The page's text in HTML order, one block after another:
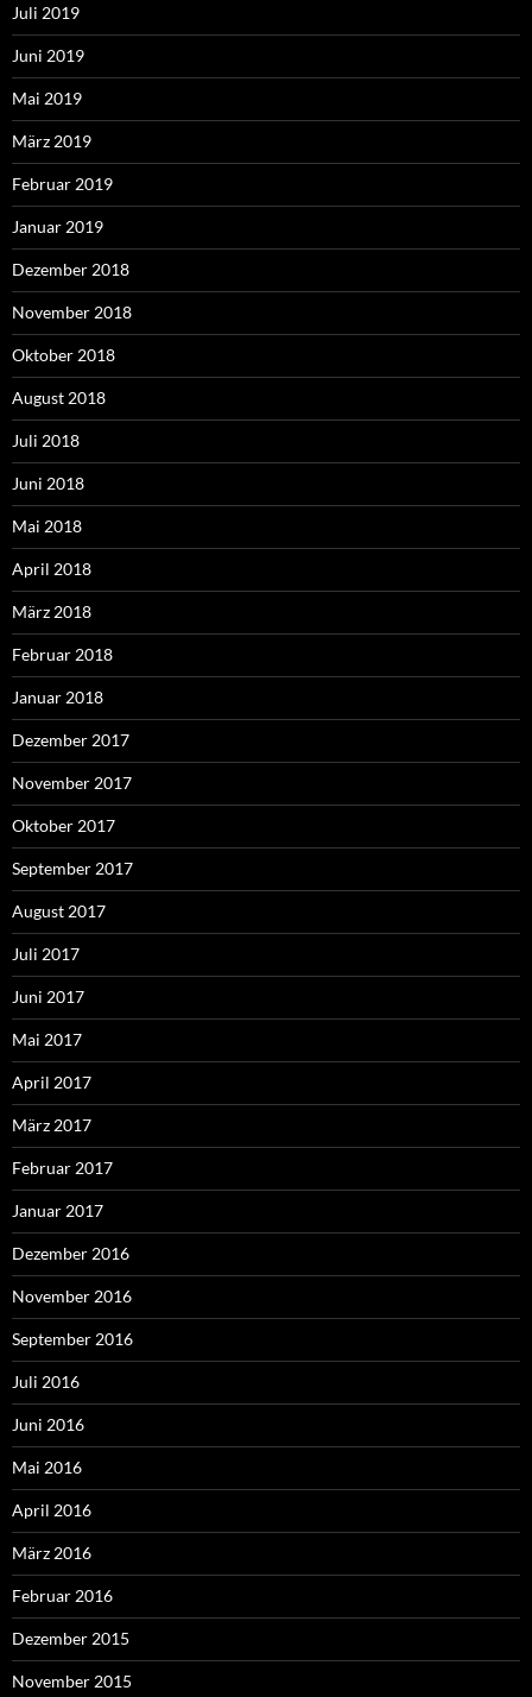
Juli 2019
Juni 2019
Mai 2019
März 2019
Februar 2019
Januar 2019
Dezember 2018
November 2018
Oktober 2018
August 2018
Juli 2018
Juni 2018
Mai 2018
April 2018
März 2018
Februar 2018
Januar 2018
Dezember 2017
November 2017
Oktober 2017
September 2017
August 2017
Juli 2017
Juni 2017
Mai 2017
April 2017
März 2017
Februar 2017
Januar 2017
Dezember 2016
November 2016
September 2016
Juli 2016
Juni 2016
Mai 2016
April 2016
März 2016
Februar 2016
Dezember 2015
November 2015